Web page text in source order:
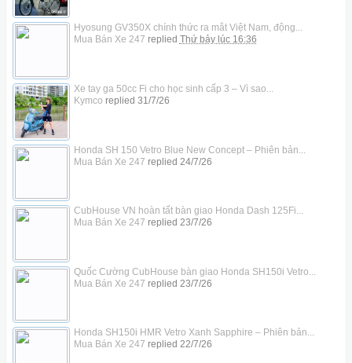
Hyosung GV350X chính thức ra mắt Việt Nam, động...
Mua Bán Xe 247 replied Thứ bảy lúc 16:36
Xe tay ga 50cc Fi cho học sinh cấp 3 – Vì sao...
Kymco replied 31/7/26
Honda SH 150 Vetro Blue New Concept – Phiên bản...
Mua Bán Xe 247 replied 24/7/26
CubHouse VN hoàn tất bàn giao Honda Dash 125Fi...
Mua Bán Xe 247 replied 23/7/26
Quốc Cường CubHouse bàn giao Honda SH150i Vetro...
Mua Bán Xe 247 replied 23/7/26
Honda SH150i HMR Vetro Xanh Sapphire – Phiên bản...
Mua Bán Xe 247 replied 22/7/26